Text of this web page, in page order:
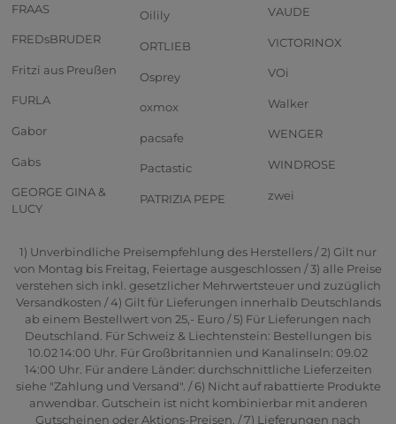
FRAAS
FREDsBRUDER
Fritzi aus Preußen
FURLA
Gabor
Gabs
GEORGE GINA &
LUCY
Oilily
ORTLIEB
Osprey
oxmox
pacsafe
Pactastic
PATRIZIA PEPE
VAUDE
VICTORINOX
VOi
Walker
WENGER
WINDROSE
zwei
1) Unverbindliche Preisempfehlung des Herstellers / 2) Gilt nur
von Montag bis Freitag, Feiertage ausgeschlossen / 3) alle Preise
verstehen sich inkl. gesetzlicher Mehrwertsteuer und zuzüglich
Versandkosten / 4) Gilt für Lieferungen innerhalb Deutschlands
ab einem Bestellwert von 25,- Euro / 5) Für Lieferungen nach
Deutschland. Für Schweiz & Liechtenstein: Bestellungen bis
10.02 14:00 Uhr. Für Großbritannien und Kanalinseln: 09.02
14:00 Uhr. Für andere Länder: durchschnittliche Lieferzeiten
siehe "Zahlung und Versand". / 6) Nicht auf rabattierte Produkte
anwendbar. Gutschein ist nicht kombinierbar mit anderen
Gutscheinen oder Aktions-Preisen. / 7) Lieferungen nach